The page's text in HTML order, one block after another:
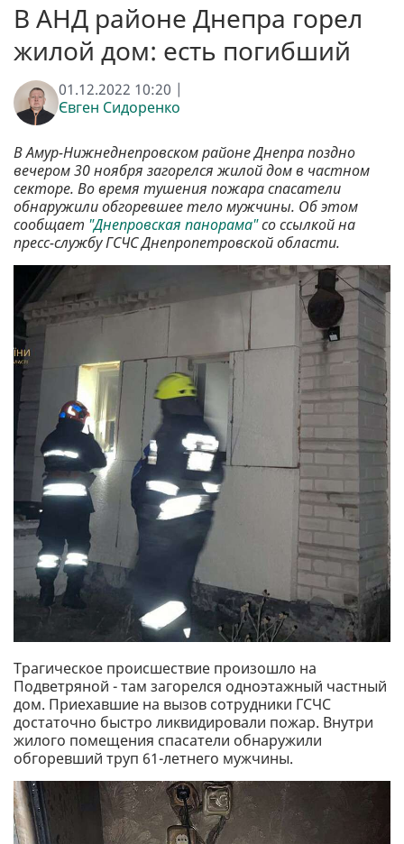
В АНД районе Днепра горел
жилой дом: есть погибший
01.12.2022 10:20 |
Євген Сидоренко
В Амур-Нижнеднепровском районе Днепра поздно
вечером 30 ноября загорелся жилой дом в частном
секторе. Во время тушения пожара спасатели
обнаружили обгоревшее тело мужчины. Об этом
сообщает "Днепровская панорама"со ссылкой на
пресс-службу ГСЧС Днепропетровской области.
Трагическое происшествие произошло на
Подветряной - там загорелся одноэтажный частный
дом. Приехавшие на вызов сотрудники ГСЧС
достаточно быстро ликвидировали пожар. Внутри
жилого помещения спасатели обнаружили
обгоревший труп 61-летнего мужчины.